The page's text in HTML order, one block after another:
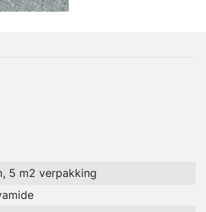
5 m2 verpakking